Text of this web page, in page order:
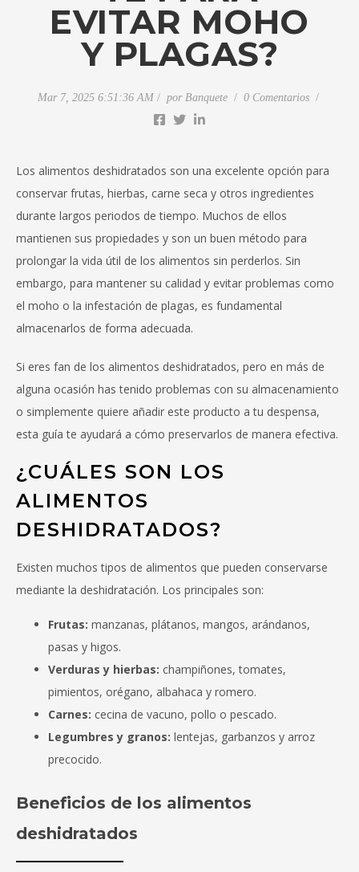
EVITAR MOHO
Y PLAGAS?
Mar 7, 2025 6:51:36 AM por Banquete 0 Comentarios
Los alimentos deshidratados son una excelente opción para
conservar frutas, hierbas, carne seca y otros ingredientes
durante largos periodos de tiempo. Muchos de ellos
mantienen sus propiedades y son un buen método para
prolongar la vida útil de los alimentos sin perderlos. Sin
embargo, para mantener su calidad y evitar problemas como
el moho o la infestación de plagas, es fundamental
almacenarlos de forma adecuada.
Si eres fan de los alimentos deshidratados, pero en más de
alguna ocasión has tenido problemas con su almacenamiento
o simplemente quiere añadir este producto a tu despensa,
esta guía te ayudará a cómo preservarlos de manera efectiva.
¿CUÁLES SON LOS
ALIMENTOS
DESHIDRATADOS?
Existen muchos tipos de alimentos que pueden conservarse
mediante la deshidratación. Los principales son:
Frutas: manzanas, plátanos, mangos, arándanos,
pasas y higos.
Verduras y hierbas: champiñones, tomates,
pimientos, orégano, albahaca y romero.
Carnes: cecina de vacuno, pollo o pescado.
Legumbres y granos: lentejas, garbanzos y arroz
precocido.
Beneficios de los alimentos
deshidratados